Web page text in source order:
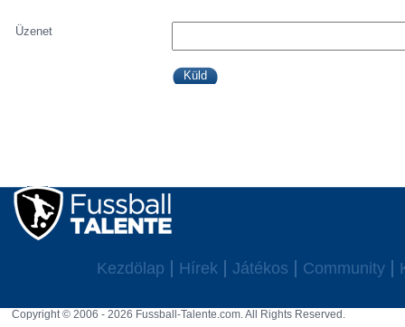
Üzenet
Kezdölap Hírek Játékos Community
Copyright © 2006 - 2026 Fussball-Talente.com. All Rights Reserved.